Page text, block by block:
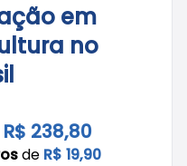
em
no
R$ 238,80
de R$ 19,90